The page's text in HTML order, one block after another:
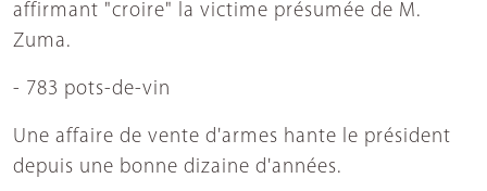
affirmant "croire" la victime présumée de M.
Zuma.
- 783 pots-de-vin
Une affaire de vente d'armes hante le président
depuis une bonne dizaine d'années.